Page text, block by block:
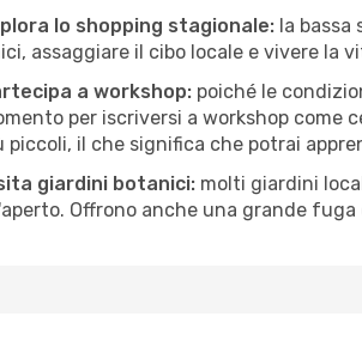
lo shopping stagionale: la bassa
assaggiare il cibo locale e vivere la
a workshop: poiché le
per iscriversi a workshop come
piccoli, il che significa che potrai
giardini botanici: molti giardini
Offrono anche una grande